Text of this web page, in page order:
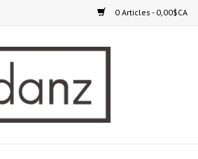
0 Articles - 0,00$CA